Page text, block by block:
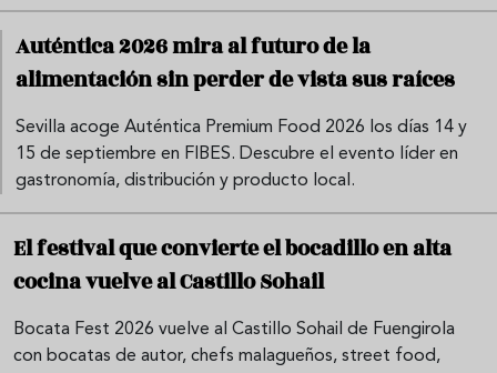
Auténtica 2026 mira al futuro de la
alimentación sin perder de vista sus raíces
Sevilla acoge Auténtica Premium Food 2026 los días 14 y
15 de septiembre en FIBES. Descubre el evento líder en
gastronomía, distribución y producto local.
El festival que convierte el bocadillo en alta
cocina vuelve al Castillo Sohail
Bocata Fest 2026 vuelve al Castillo Sohail de Fuengirola
con bocatas de autor, chefs malagueños, street food,